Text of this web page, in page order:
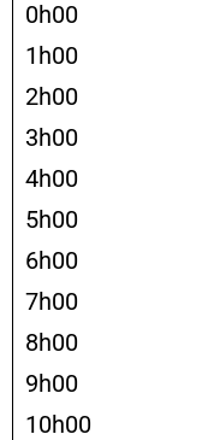
0h00
1h00
2h00
3h00
4h00
5h00
6h00
7h00
8h00
9h00
10h00